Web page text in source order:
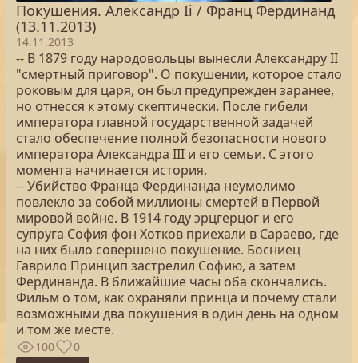
Покушения. Александр Ii / Франц Фердинанд
(13.11.2013)
14.11.2013
-- В 1879 году народовольцы вынесли Александру II
"смертный приговор". О покушении, которое стало
роковым для царя, он был предупрежден заранее,
но отнесся к этому скептически. После гибели
императора главной государственной задачей
стало обеспечение полной безопасности нового
императора Александра III и его семьи. С этого
момента начинается история.
-- Убийство Франца Фердинанда неумолимо
повлекло за собой миллионы смертей в Первой
мировой войне. В 1914 году эрцгерцог и его
супруга София фон Хотков приехали в Сараево, где
на них было совершено покушение. Босниец
Гаврило Принцип застрелил Софию, а затем
Фердинанда. В ближайшие часы оба скончались.
Фильм о том, как охраняли принца и почему стали
возможными два покушения в один день на одном
и том же месте.
100 0